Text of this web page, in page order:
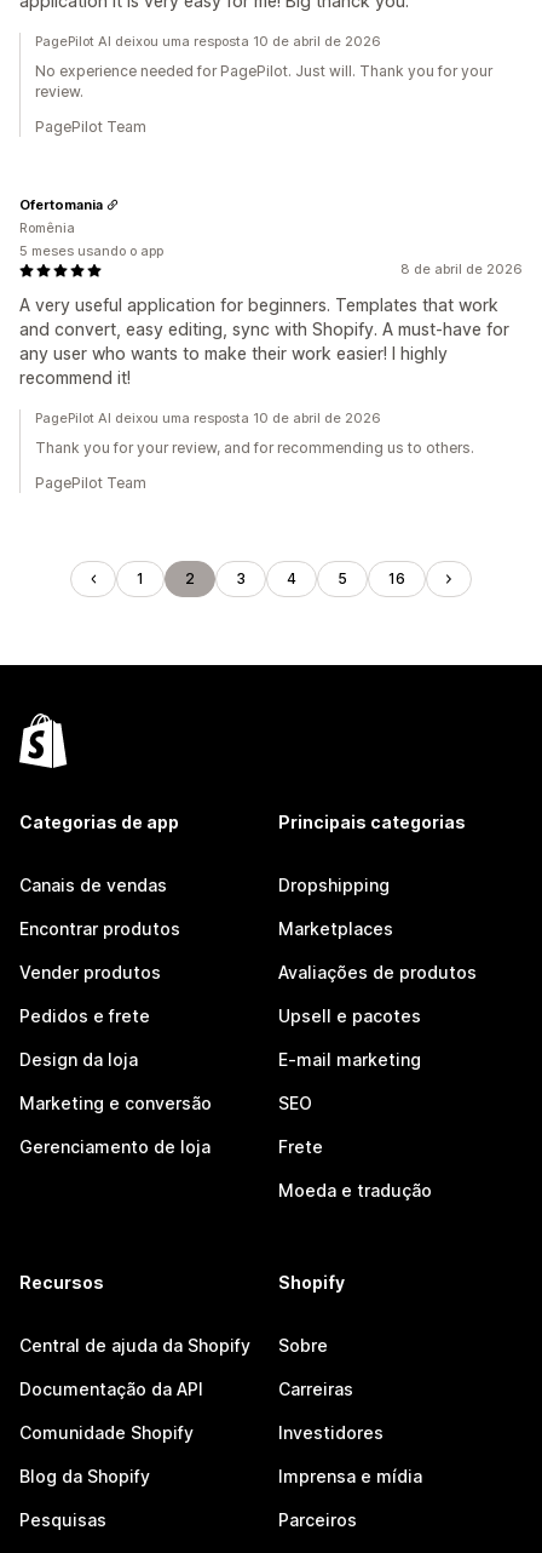
PagePilot AI deixou uma resposta 10 de abril de 2026
No experience needed for PagePilot. Just will. Thank you for your
review.
PagePilot Team
8 de abril de 2026
A very useful application for beginners. Templates that work
and convert, easy editing, sync with Shopify. A must-have for
any user who wants to make their work easier! I highly
recommend it!
Ofertomania
Romênia
5 meses usando o app
PagePilot AI deixou uma resposta 10 de abril de 2026
Thank you for your review, and for recommending us to others.
PagePilot Team
1 2 3 4 5 16
Categorias de app
Canais de vendas
Encontrar produtos
Vender produtos
Pedidos e frete
Design da loja
Marketing e conversão
Gerenciamento de loja
Principais categorias
Dropshipping
Marketplaces
Avaliações de produtos
Upsell e pacotes
E-mail marketing
SEO
Frete
Moeda e tradução
Recursos
Central de ajuda da Shopify
Documentação da API
Comunidade Shopify
Blog da Shopify
Pesquisas
Shopify
Sobre
Carreiras
Investidores
Imprensa e mídia
Parceiros